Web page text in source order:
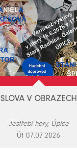
SLOVA V OBRAZECH
Jestřebí hory, Úpice
Út 07.07.2026